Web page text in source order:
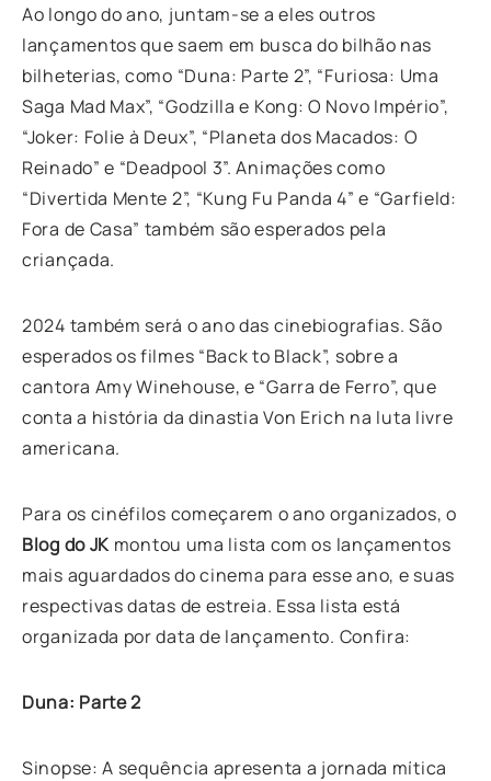
Ao longo do ano, juntam-se a eles outros
lançamentos que saem em busca do bilhão nas
bilheterias, como “Duna: Parte 2”, “Furiosa: Uma
Saga Mad Max”, “Godzilla e Kong: O Novo Império”,
“Joker: Folie à Deux”, “Planeta dos Macados: O
Reinado” e “Deadpool 3”. Animações como
“Divertida Mente 2”, “Kung Fu Panda 4” e “Garfield:
Fora de Casa” também são esperados pela
criançada.
2024 também será o ano das cinebiografias. São
esperados os filmes “Back to Black”, sobre a
cantora Amy Winehouse, e “Garra de Ferro”, que
conta a história da dinastia Von Erich na luta livre
americana.
Para os cinéfilos começarem o ano organizados, o
Blog do JK montou uma lista com os lançamentos
mais aguardados do cinema para esse ano, e suas
respectivas datas de estreia. Essa lista está
organizada por data de lançamento. Confira:
Duna: Parte 2
Sinopse: A sequência apresenta a jornada mítica